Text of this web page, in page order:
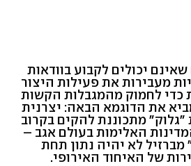
יכולים לקבוע בוודאות
מעבירות את פעילות היצור
כדי לחמוק מהמגבלות הקשות
את הדוגמא הבאה: יצרנית
מתכוננת להקים בקרוב
האלימות בעולם אגב –
מברזיל לא יהיה נתון תחת
של האיחוד האירופי.